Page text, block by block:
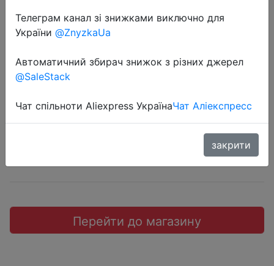
Zogaa мужская водолазка
$12
Перейти до магазину
Телеграм канал зі знижками виключно для
України @ZnyzkaUa
Автоматичний збирач знижок з різних джерел
@SaleStack
Чат спільноти Aliexpress УкраїнаЧат Аліекспресс
закрити